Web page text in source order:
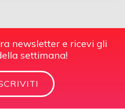
newsletter e ricevi gli
settimana!